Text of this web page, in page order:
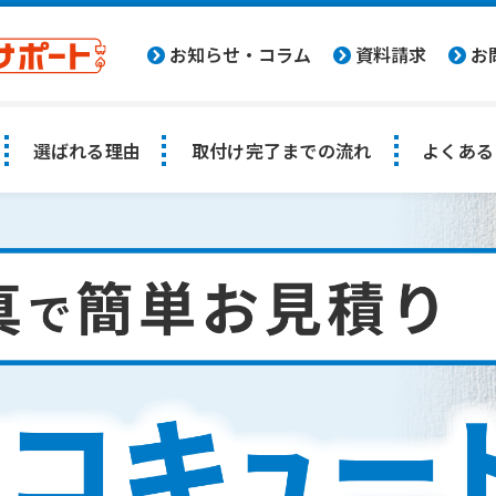
お知らせ・コラム 資料請求 お
選ばれる理由 取付け完了までの流れ よくあ